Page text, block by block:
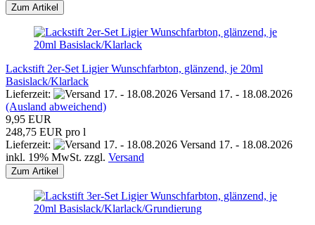
Zum Artikel
Lackstift 2er-Set Ligier Wunschfarbton, glänzend, je 20ml
Basislack/Klarlack
Lieferzeit:
Versand 17. - 18.08.2026
(Ausland abweichend)
9,95 EUR
248,75 EUR pro l
Lieferzeit:
Versand 17. - 18.08.2026
inkl. 19% MwSt. zzgl. Versand
Zum Artikel